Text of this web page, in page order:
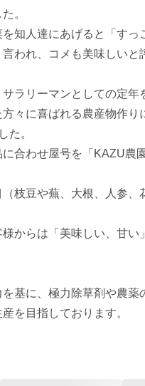
。
知人達にあげると「すっ
われ、コメも美味しいと
ラリーマンとしての定年
々に喜ばれる農産物作り
た。
合わせ屋号を「KAZU農
枝豆や蕪、大根、人参、
からは「美味しい、甘い
基に、極力除草剤や農薬